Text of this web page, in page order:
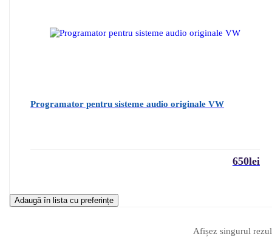
Programator pentru sisteme audio originale VW
650lei
Adaugă în lista cu preferințe
Afișez singurul